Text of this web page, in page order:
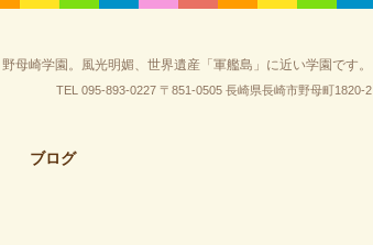
母崎学園。風光明媚、世界遺産「軍艦島」に近い学園です。
TEL 095-893-0227 〒851-0505 長崎県長崎市野母町1820-2
ブログ